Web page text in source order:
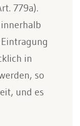
779a).
in
so
und es